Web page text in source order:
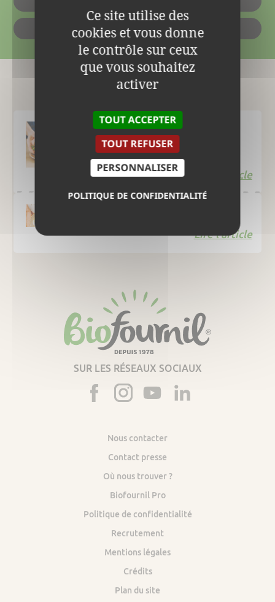
EN LIGNE
Le Blog
Smashed burger
Lire l'article
Lire l'article
SUR LES RÉSEAUX SOCIAUX
Nous contacter
Contact presse
Où nous trouver ?
Biofournil Pro
Politique de confidentialité
Recrutement
Mentions légales
Crédits
Plan du site
Ce site utilise des
cookies et vous donne
le contrôle sur ceux
que vous souhaitez
activer
TOUT ACCEPTER
TOUT REFUSER
PERSONNALISER
POLITIQUE DE CONFIDENTIALITÉ